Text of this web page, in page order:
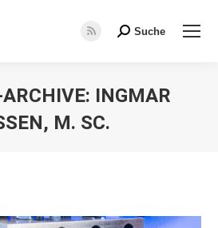
RSS
in
new
Search:
Suche
INGMAR
M. SC.